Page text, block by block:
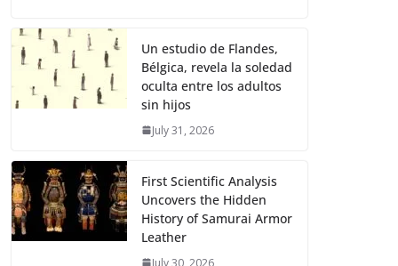
Un estudio de Flandes,
Bélgica, revela la soledad
oculta entre los adultos
sin hijos
July 31, 2026
First Scientific Analysis
Uncovers the Hidden
History of Samurai Armor
Leather
July 30, 2026